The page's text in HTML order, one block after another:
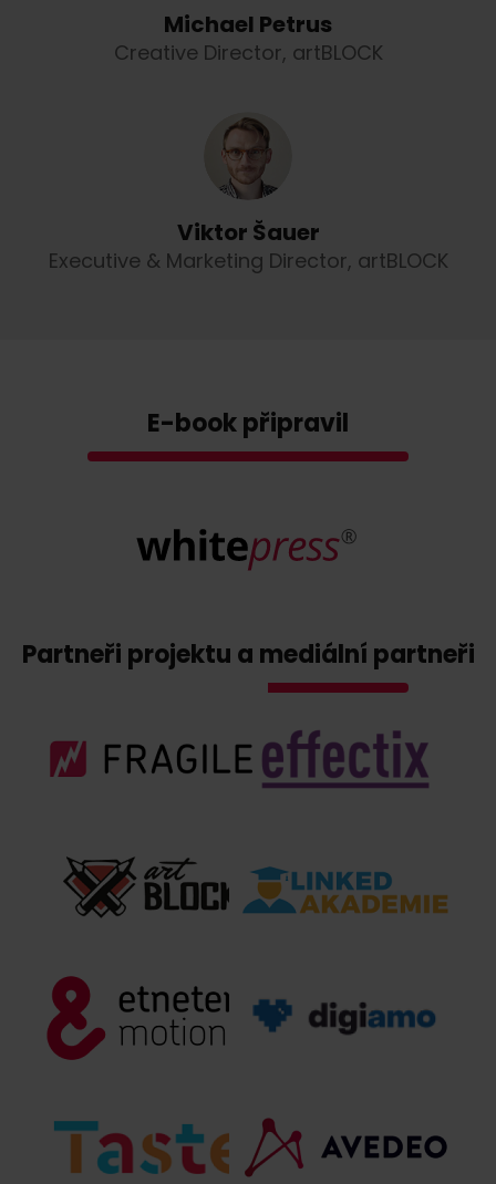
Michael Petrus
Creative Director, artBLOCK
Viktor Šauer
Executive & Marketing Director, artBLOCK
E-book připravil
Partneři projektu a mediální partneři